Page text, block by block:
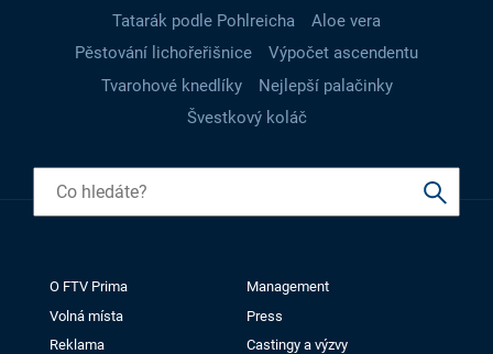
Tatarák podle Pohlreicha
Aloe vera
Pěstování lichořeřišnice
Výpočet ascendentu
Tvarohové knedlíky
Nejlepší palačinky
Švestkový koláč
O FTV Prima
Management
Volná místa
Press
Reklama
Castingy a výzvy